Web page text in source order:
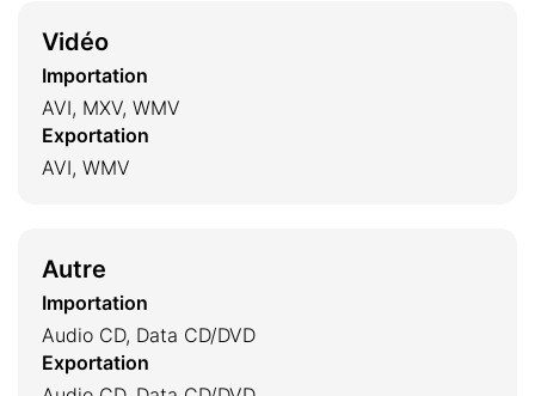
Vidéo
Importation
AVI, MXV, WMV
Exportation
AVI, WMV
Autre
Importation
Audio CD, Data CD/DVD
Exportation